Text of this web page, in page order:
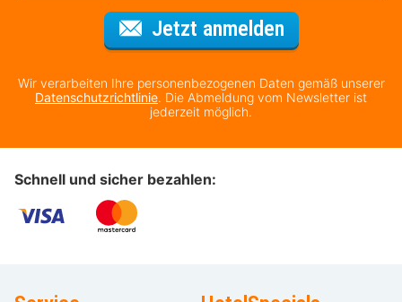
Jetzt anmeldenFür den
Wir verarbeiten Ihre personenbezogenen Daten gemäß unserer
Datenschutzrichtlinie. Die Abmeldung vom Newsletter ist
jederzeit möglich.
Schnell und sicher bezahlen: